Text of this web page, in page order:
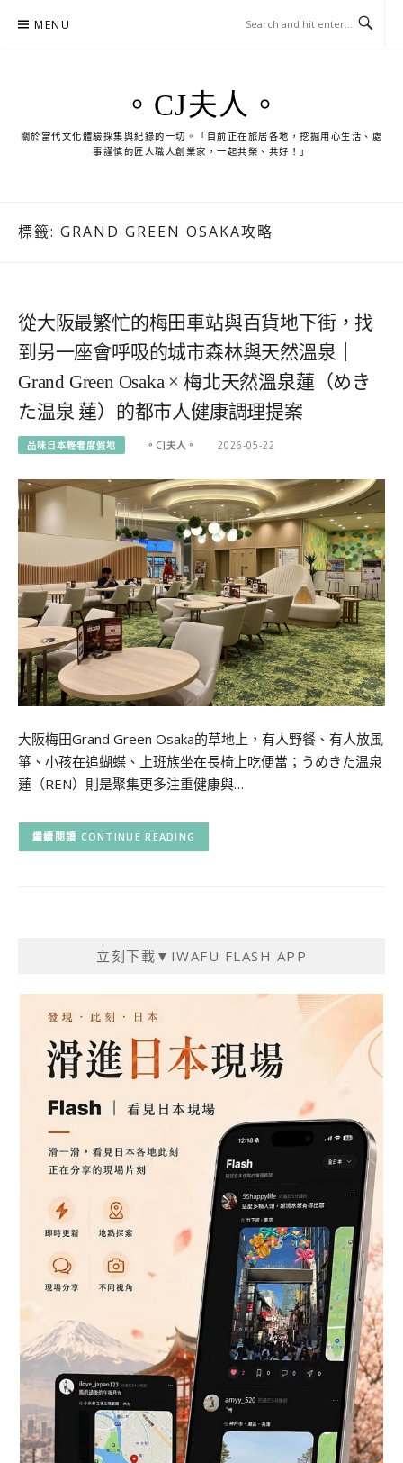
MENU
。CJ夫人。
關於當代文化體驗採集與紀錄的一切。「目前正在旅居各地，挖掘用心生活、處
事謹慎的匠人職人創業家，一起共榮、共好！」
標籤: GRAND GREEN OSAKA攻略
從大阪最繁忙的梅田車站與百貨地下街，找
到另一座會呼吸的城市森林與天然溫泉｜
Grand Green Osaka × 梅北天然溫泉蓮（めき
た温泉 蓮）的都市人健康調理提案
品味日本輕奢度假地 。CJ夫人。 2026-05-22
大阪梅田Grand Green Osaka的草地上，有人野餐、有人放風
箏、小孩在追蝴蝶、上班族坐在長椅上吃便當；うめきた温泉
蓮（REN）則是聚集更多注重健康與…
CONTINUE READING
立刻下載▼IWAFU FLASH APP